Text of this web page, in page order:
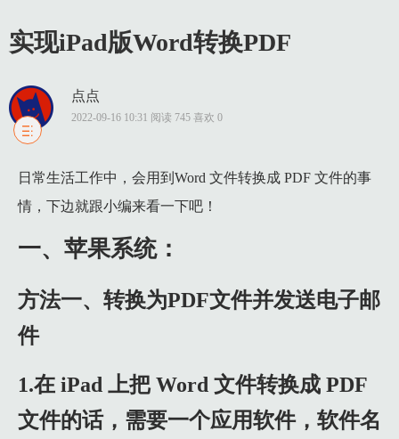
实现iPad版Word转换PDF
点点
2022-09-16 10:31 阅读 745 喜欢 0
日常生活工作中，会用到Word 文件转换成 PDF 文件的事
情，下边就跟小编来看一下吧！
一、苹果系统：
方法一、转换为PDF文件并发送电子邮
件
1.在 iPad 上把 Word 文件转换成 PDF
文件的话，需要一个应用软件，软件名
1 一、苹果系统：
1.1 方法一、转换为PDF文件并发送电子邮件
1.2 1.在 iPad 上把 Word 文件转换成 PDF 文件的话，需要一
1.3 2.这里以随意新建一个文档，点击软件右上角的“设置”。
1.5 4.接着选择“用电子邮件发送文稿”选项。
1.8 7.小编这里给自己的邮箱发送 PDF 文件，打开邮箱即可看到
1.9 方法二、转换PDF文件保存在 iPad 上